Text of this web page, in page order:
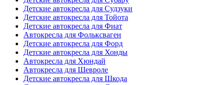
Детские автокресла для Судзуки
Детские автокресла для Тойота
Детские автокресла для Фиат
Автокресла для Фольксваген
Детские автокресла для Форд
Детские автокресла для Хонды
Автокресла для Хюндай
Автокресла для Шевроле
Детские автокресла для Шкода